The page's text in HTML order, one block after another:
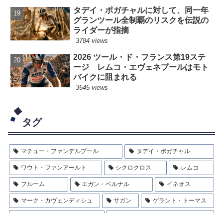
タデイ・ポガチャルに対して、同一年
グランツール全制覇のリスクを伝説の
ライダーが指摘
3784 views
2026 ツール・ド・フランス第19ステ
ージ レムコ・エヴェネプールはモト
バイクに阻まれる
3545 views
タグ
マチュー・ファンデルプール タデイ・ポガチャル
ワウト・ファンアールト シクロクロス レムコ
フルーム エガン・ベルナル イネオス
マーク・カヴェンディシュ サガン ゲラント・トーマス